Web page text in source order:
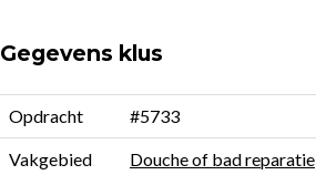
Gegevens klus
Opdracht #5733
Vakgebied Douche of bad reparatie